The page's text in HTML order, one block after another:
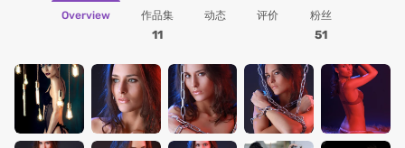
Overview 作品集
11
动态 评价 粉丝
51